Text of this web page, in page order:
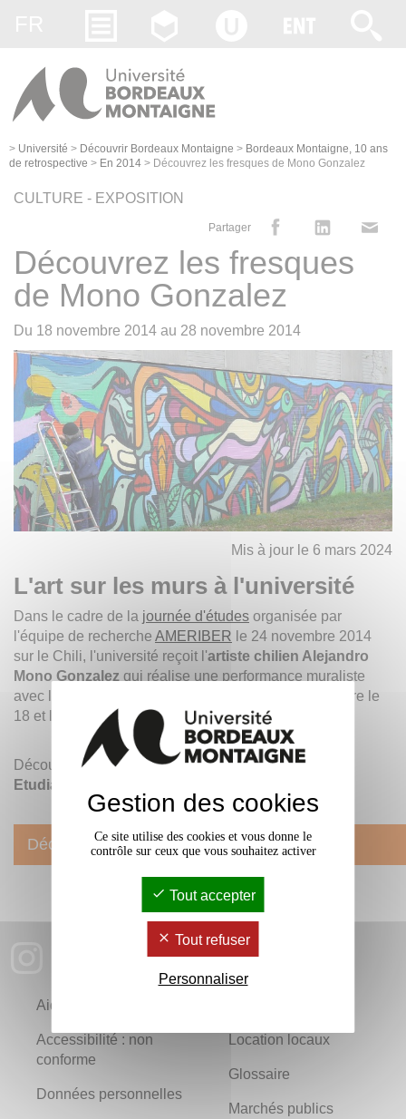
> Université > Découvrir Bordeaux Montaigne > Bordeaux Montaigne, 10 ans
de retrospective > En 2014 > Découvrez les fresques de Mono Gonzalez
CULTURE - EXPOSITION
Partager
Découvrez les fresques
de Mono Gonzalez
Du 18 novembre 2014 au 28 novembre 2014
Mis à jour le 6 mars 2024
L'art sur les murs à l'université
Dans le cadre de la journée d'études organisée par
l'équipe de recherche AMERIBER le 24 novembre 2014
sur le Chili, l'université reçoit l'artiste chilien Alejandro
Mono Gonzalez qui réalise une performance muraliste
avec les étudiants d’espagnol et d'arts plastiques entre le
18 et le 24 novembre 2014.
Découvrez les nouveaux murs de laMaison des
Etudiants et de l'amphi 700.
Découvrez les fresques de Mono Gonzalez
Aide
Accessibilité : non
conforme
Données personnelles
Location locaux
Glossaire
Marchés publics
Gestion des cookies
Ce site utilise des cookies et vous donne le
contrôle sur ceux que vous souhaitez activer
Tout accepter
Tout refuser
Personnaliser